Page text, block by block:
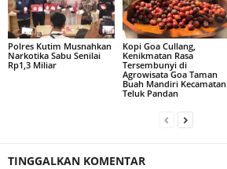
Polres Kutim Musnahkan
Narkotika Sabu Senilai
Rp1,3 Miliar
Kopi Goa Cullang,
Kenikmatan Rasa
Tersembunyi di
Agrowisata Goa Taman
Buah Mandiri Kecamatan
Teluk Pandan
TINGGALKAN KOMENTAR